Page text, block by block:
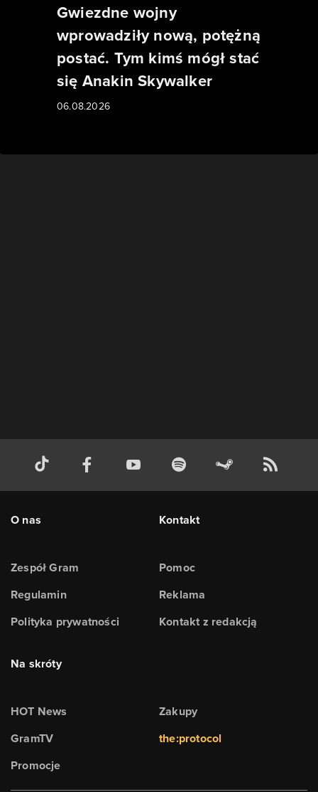
Gwiezdne wojny
wprowadziły nową, potężną
postać. Tym kimś mógł stać
się Anakin Skywalker
06.08.2026
O nas
Zespół Gram
Regulamin
Polityka prywatności
Kontakt
Pomoc
Reklama
Kontakt z redakcją
Na skróty
HOT News
GramTV
Promocje
Zakupy
the:protocol